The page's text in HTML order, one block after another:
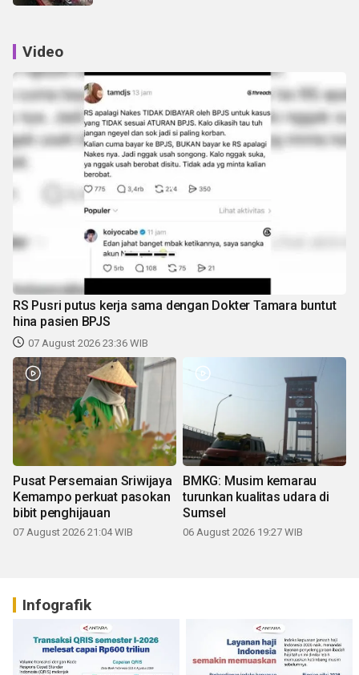
Video
RS Pusri putus kerja sama dengan Dokter Tamara buntut
hina pasien BPJS
07 August 2026 23:36 WIB
Pusat Persemaian Sriwijaya
Kemampo perkuat pasokan
bibit penghijauan
07 August 2026 21:04 WIB
BMKG: Musim kemarau
turunkan kualitas udara di
Sumsel
06 August 2026 19:27 WIB
Infografik